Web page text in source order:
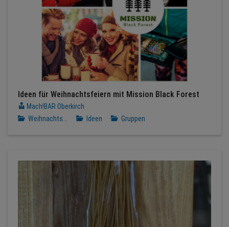
Ideen für Weihnachtsfeiern mit Mission Black Forest
Mach!BAR Oberkirch
Weihnachts...
Ideen Gruppen